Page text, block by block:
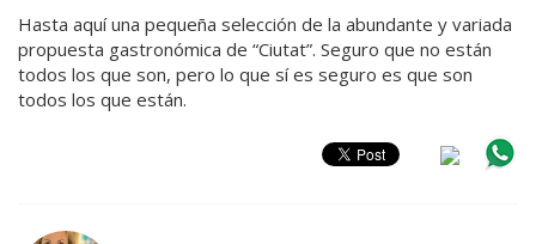
Hasta aquí una pequeña selección de la abundante y variada
propuesta gastronómica de “Ciutat”. Seguro que no están
todos los que son, pero lo que sí es seguro es que son
todos los que están.